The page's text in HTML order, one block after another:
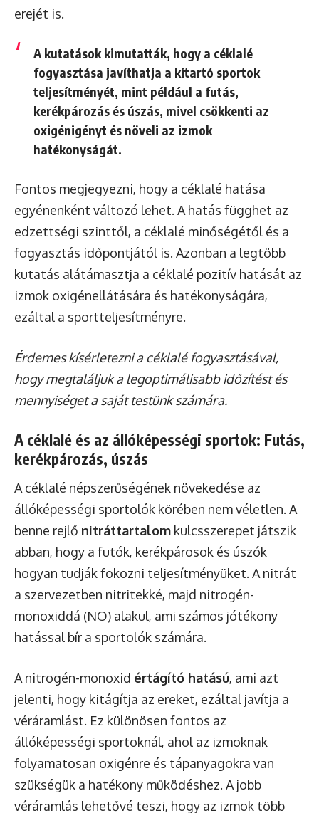
erejét is.
A kutatások kimutatták, hogy a céklalé
fogyasztása javíthatja a kitartó sportok
teljesítményét, mint például a futás,
kerékpározás és úszás, mivel csökkenti az
oxigénigényt és növeli az izmok
hatékonyságát.
Fontos megjegyezni, hogy a céklalé hatása
egyénenként változó lehet. A hatás függhet az
edzettségi szinttől, a céklalé minőségétől és a
fogyasztás időpontjától is. Azonban a legtöbb
kutatás alátámasztja a céklalé pozitív hatását az
izmok oxigénellátására és hatékonyságára,
ezáltal a sportteljesítményre.
Érdemes kísérletezni a céklalé fogyasztásával,
hogy megtaláljuk a legoptimálisabb időzítést és
mennyiséget a saját testünk számára.
A céklalé és az állóképességi sportok: Futás,
kerékpározás, úszás
A céklalé népszerűségének növekedése az
állóképességi sportolók körében nem véletlen. A
benne rejlő nitráttartalom kulcsszerepet játszik
abban, hogy a futók, kerékpárosok és úszók
hogyan tudják fokozni teljesítményüket. A nitrát
a szervezetben nitritekké, majd nitrogén-
monoxiddá (NO) alakul, ami számos jótékony
hatással bír a sportolók számára.
A nitrogén-monoxid értágító hatású, ami azt
jelenti, hogy kitágítja az ereket, ezáltal javítja a
véráramlást. Ez különösen fontos az
állóképességi sportoknál, ahol az izmoknak
folyamatosan oxigénre és tápanyagokra van
szükségük a hatékony működéshez. A jobb
véráramlás lehetővé teszi, hogy az izmok több